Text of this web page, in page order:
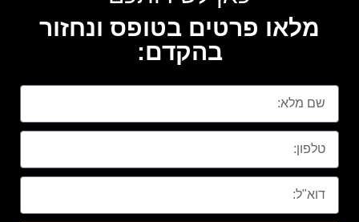
מלאו פרטים בטופס ונחזור
בהקדם: